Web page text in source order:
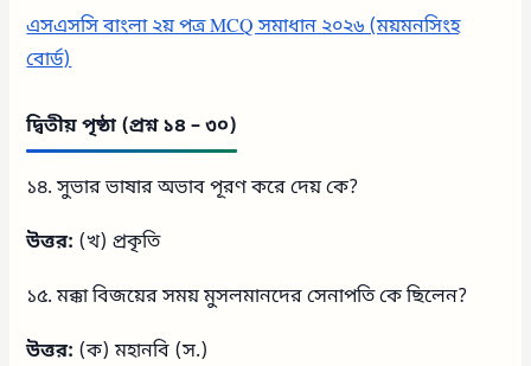
এসএসসি বাংলা ২য় পত্র MCQ সমাধান ২০২৬ (ময়মনসিংহ
বোর্ড)
দ্বিতীয় পৃষ্ঠা (প্রশ্ন ১৪ – ৩০)
১৪. সুভার ভাষার অভাব পূরণ করে দেয় কে?
উত্তর: (খ) প্রকৃতি
১৫. মক্কা বিজয়ের সময় মুসলমানদের সেনাপতি কে ছিলেন?
উত্তর: (ক) মহানবি (স.)